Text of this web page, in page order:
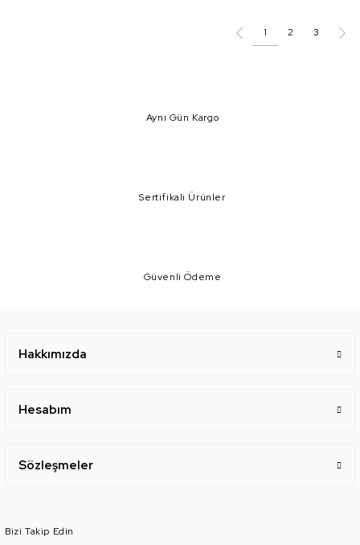
1 2 3
Aynı Gün Kargo
Sertifikalı Ürünler
Güvenli Ödeme
Hakkımızda
Hesabım
Sözleşmeler
Bizi Takip Edin